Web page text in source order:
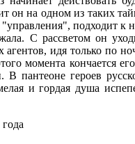
он на одном из таких
"управления", подходит к
С рассветом он
идя только по
момента кончается
В пантеоне героев
и гордая душа